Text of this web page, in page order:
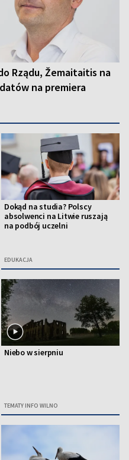
Rządu, Žemaitaitis na
na premiera
Dokąd na studia? Polscy
absolwenci na Litwie ruszają
na podbój uczelni
EDUKACJA
Niebo w sierpniu
TEMATY INFO WILNO